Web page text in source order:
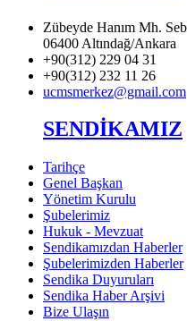
Zübeyde Hanım Mh.
06400 Altındağ/Ankara
+90(312) 229 04 31
+90(312) 232 11 26
ucmsmerkez@gmail.com
SENDİKAMIZ
Tarihçe
Genel Başkan
Yönetim Kurulu
Şubelerimiz
Hukuk - Mevzuat
Sendikamızdan Haberler
Şubelerimizden Haberler
Sendika Duyuruları
Sendika Haber Arşivi
Bize Ulaşın